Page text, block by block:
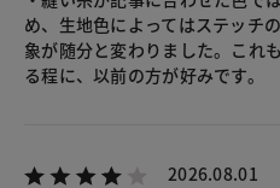
め、生地色によってはステッチ
象が随分と変わりました。これ
る程に、以前の方が好みです。
2026.08.01